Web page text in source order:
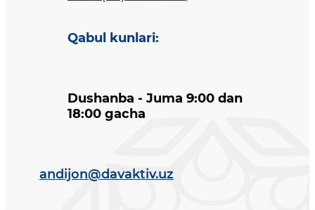
Qabul kunlari:
Dushanba - Juma 9:00 dan
18:00 gacha
andijon@davaktiv.uz